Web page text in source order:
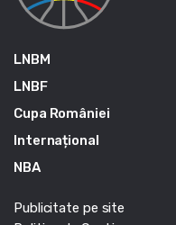
LNBM
LNBF
Cupa României
Internațional
NBA
Publicitate pe site